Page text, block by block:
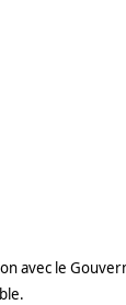
avec le